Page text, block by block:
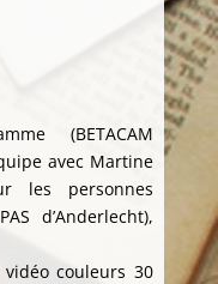
(BETACAM
avec Martine
les personnes
d’Anderlecht),
couleurs 30